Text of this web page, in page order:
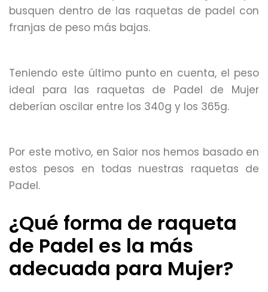
busquen dentro de las raquetas de padel con
franjas de peso más bajas.
Teniendo este último punto en cuenta, el peso
ideal para las raquetas de Padel de Mujer
deberían oscilar entre los 340g y los 365g.
Por este motivo, en Saior nos hemos basado en
estos pesos en todas nuestras raquetas de
Padel.
¿Qué forma de raqueta
de Padel es la más
adecuada para Mujer?